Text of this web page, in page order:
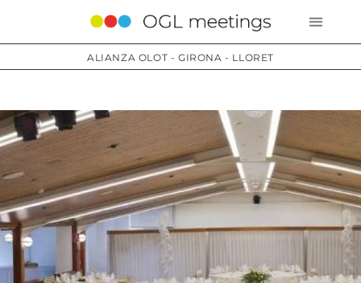
ALIANZA OLOT - GIRONA - LLORET